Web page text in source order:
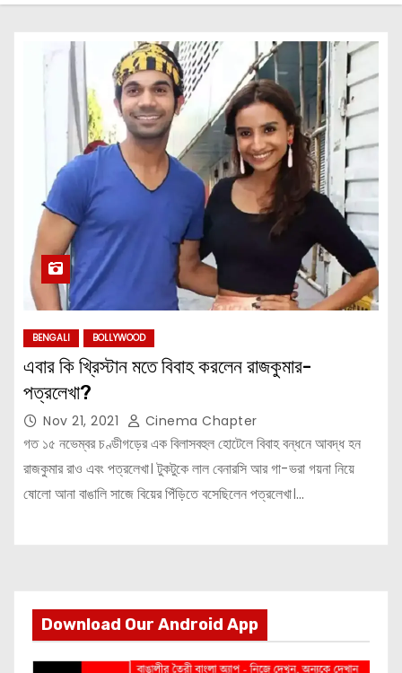
BENGALI BOLLYWOOD
এবার কি খ্রিস্টান মতে বিবাহ করলেন রাজকুমার-
পত্রলেখা?
Nov 21, 2021 Cinema Chapter
গত ১৫ নভেম্বর চণ্ডীগড়ের এক বিলাসবহুল হোটেলে বিবাহ বন্ধনে আবদ্ধ হন
রাজকুমার রাও এবং পত্রলেখা। টুকটুকে লাল বেনারসি আর গা-ভরা গয়না নিয়ে
ষোলো আনা বাঙালি সাজে বিয়ের পিঁড়িতে বসেছিলেন পত্রলেখা।…
Download Our Android App